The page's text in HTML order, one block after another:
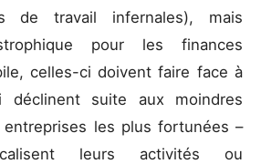
de travail infernales), mais
pour les finances
celles-ci doivent faire face à
déclinent suite aux moindres
les plus fortunées –
leurs activités ou